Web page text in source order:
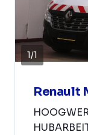
1/1
Renault